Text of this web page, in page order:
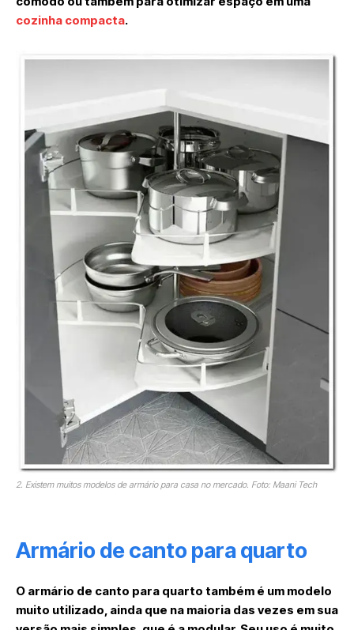
cozinha compacta.
2. Existem muitos modelos de armário para casa no mercado. Foto: Maani Tech
Armário de canto para quarto
O armário de canto para quarto também é um modelo
muito utilizado, ainda que na maioria das vezes em sua